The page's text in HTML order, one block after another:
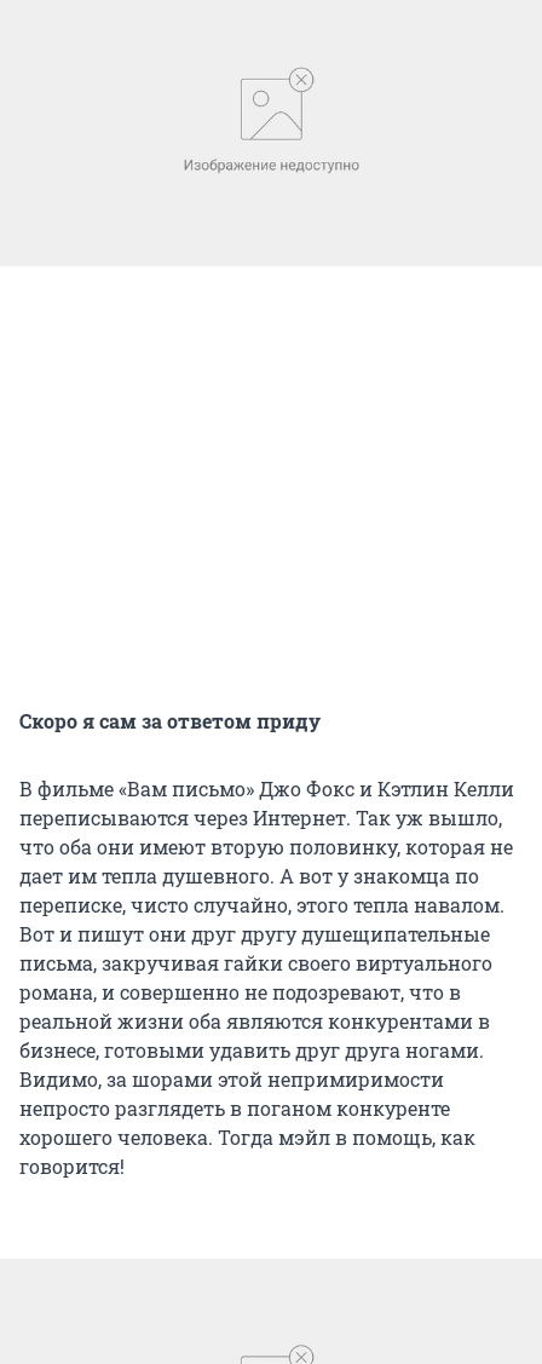
Скоро я сам за ответом приду
В фильме «Вам письмо» Джо Фокс и Кэтлин Келли
переписываются через Интернет. Так уж вышло,
что оба они имеют вторую половинку, которая не
дает им тепла душевного. А вот у знакомца по
переписке, чисто случайно, этого тепла навалом.
Вот и пишут они друг другу душещипательные
письма, закручивая гайки своего виртуального
романа, и совершенно не подозревают, что в
реальной жизни оба являются конкурентами в
бизнесе, готовыми удавить друг друга ногами.
Видимо, за шорами этой непримиримости
непросто разглядеть в поганом конкуренте
хорошего человека. Тогда мэйл в помощь, как
говорится!